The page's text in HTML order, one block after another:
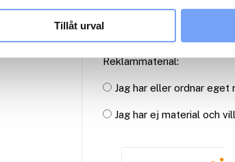
Tillåt urval
Reklammaterial:
Jag har eller ordnar
Jag har ej material och